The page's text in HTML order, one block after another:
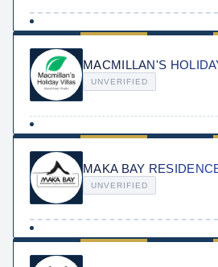
MACMILLAN'S
UNVERIFIED
MAKA BAY
UNVERIFIED